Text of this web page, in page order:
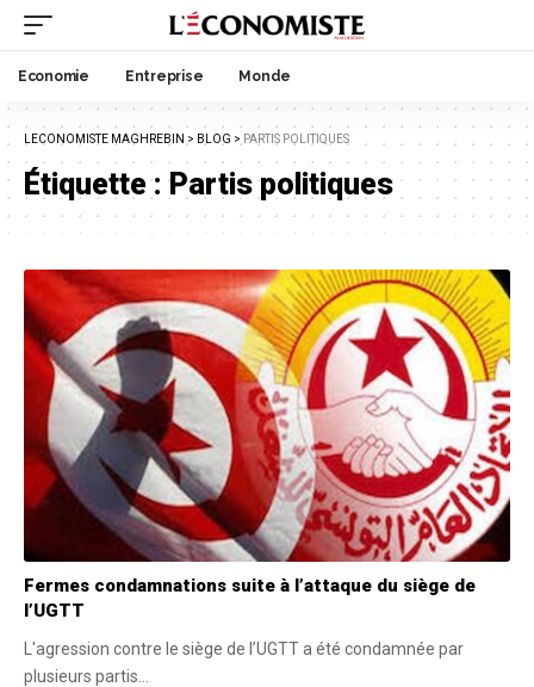
Economie Entreprise Monde
LECONOMISTE MAGHREBIN > BLOG > PARTIS POLITIQUES
Étiquette :Partis politiques
Fermes condamnations suite à l’attaque du siège de
l’UGTT
L'agression contre le siège de l’UGTT a été condamnée par
plusieurs partis